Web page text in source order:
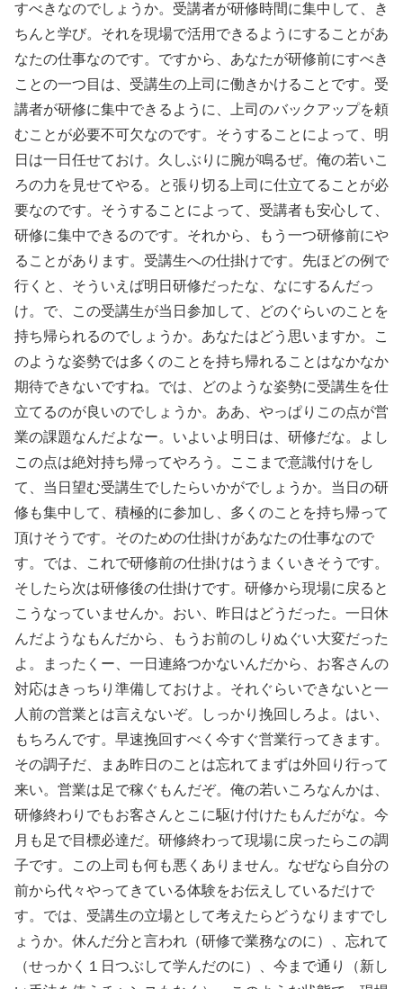
すべきなのでしょうか。受講者が研修時間に集中して、き
ちんと学び。それを現場で活用できるようにすることがあ
なたの仕事なのです。ですから、あなたが研修前にすべき
ことの一つ目は、受講生の上司に働きかけることです。受
講者が研修に集中できるように、上司のバックアップを頼
むことが必要不可欠なのです。そうすることによって、明
日は一日任せておけ。久しぶりに腕が鳴るぜ。俺の若いこ
ろの力を見せてやる。と張り切る上司に仕立てることが必
要なのです。そうすることによって、受講者も安心して、
研修に集中できるのです。それから、もう一つ研修前にや
ることがあります。受講生への仕掛けです。先ほどの例で
行くと、そういえば明日研修だったな、なにするんだっ
け。で、この受講生が当日参加して、どのぐらいのことを
持ち帰られるのでしょうか。あなたはどう思いますか。こ
のような姿勢では多くのことを持ち帰れることはなかなか
期待できないですね。では、どのような姿勢に受講生を仕
立てるのが良いのでしょうか。ああ、やっぱりこの点が営
業の課題なんだよなー。いよいよ明日は、研修だな。よし
この点は絶対持ち帰ってやろう。ここまで意識付けをし
て、当日望む受講生でしたらいかがでしょうか。当日の研
修も集中して、積極的に参加し、多くのことを持ち帰って
頂けそうです。そのための仕掛けがあなたの仕事なので
す。では、これで研修前の仕掛けはうまくいきそうです。
そしたら次は研修後の仕掛けです。研修から現場に戻ると
こうなっていませんか。おい、昨日はどうだった。一日休
んだようなもんだから、もうお前のしりぬぐい大変だった
よ。まったくー、一日連絡つかないんだから、お客さんの
対応はきっちり準備しておけよ。それぐらいできないと一
人前の営業とは言えないぞ。しっかり挽回しろよ。はい、
もちろんです。早速挽回すべく今すぐ営業行ってきます。
その調子だ、まあ昨日のことは忘れてまずは外回り行って
来い。営業は足で稼ぐもんだぞ。俺の若いころなんかは、
研修終わりでもお客さんとこに駆け付けたもんだがな。今
月も足で目標必達だ。研修終わって現場に戻ったらこの調
子です。この上司も何も悪くありません。なぜなら自分の
前から代々やってきている体験をお伝えしているだけで
す。では、受講生の立場として考えたらどうなりますでし
ょうか。休んだ分と言われ（研修で業務なのに）、忘れて
（せっかく１日つぶして学んだのに）、今まで通り（新し